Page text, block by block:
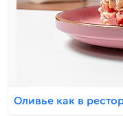
Оливье как в